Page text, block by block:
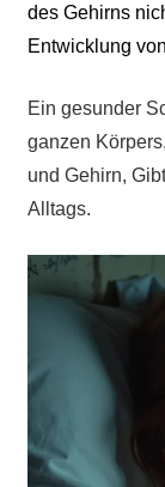
des Gehirns
Entwicklung
Ein gesunder
ganzen
und Gehirn,
Alltags.